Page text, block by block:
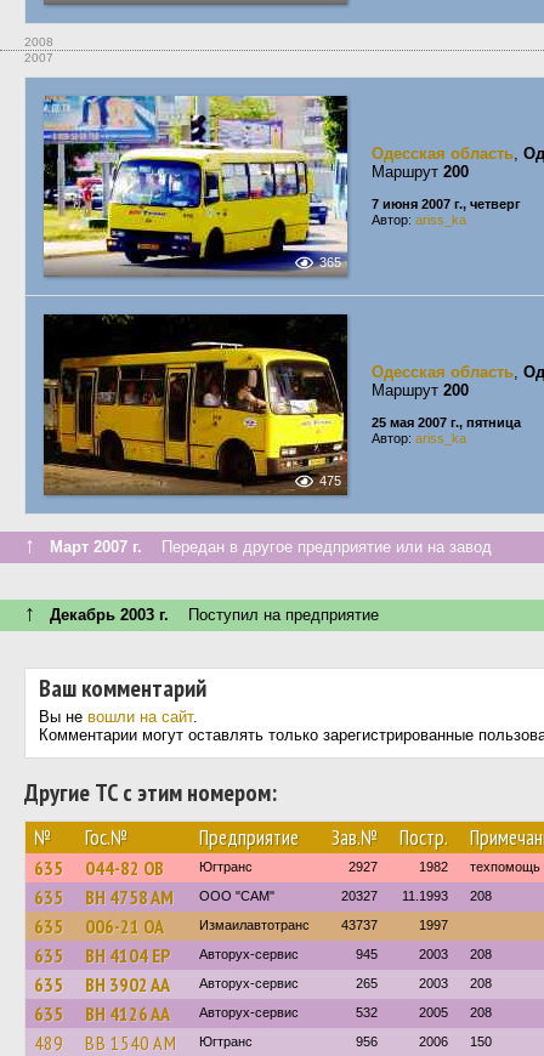
2008
2007
365
Одесская область,
Маршрут 200
7 июня 2007 г., четверг
Автор: ariss_ka
475
Одесская область,
Маршрут 200
25 мая 2007 г., пятница
Автор: ariss_ka
↑ Март 2007 г. Передан в другое предприятие или на завод
↑ Декабрь 2003 г. Поступил на предприятие
Ваш комментарий
Вы не вошли на сайт.
Комментарии могут оставлять только зарегистрированные
Другие ТС с этим номером:
№ Гос.№ Предприятие Зав.№ Постр.
635 044-82 ОВ Югтранс 2927 1982 техпомощь
635 BH 4758 AM ООО "САМ" 20327 11.1993 208
635 006-21 ОА Измаилавтотранс 43737 1997
635 BH 4104 EP Авторух-сервис 945 2003 208
635 BH 3902 AA Авторух-сервис 265 2003 208
635 BH 4126 AA Авторух-сервис 532 2005 208
489 BB 1540 AM Югтранс 956 2006 150